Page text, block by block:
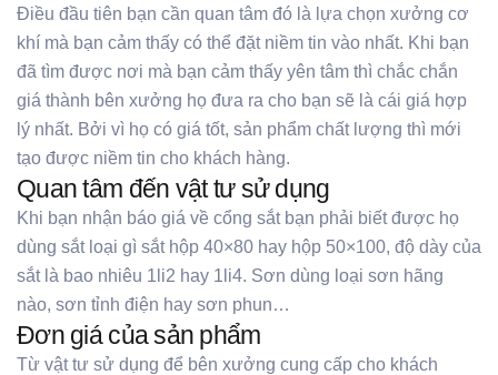
Điều đầu tiên bạn cần quan tâm đó là lựa chọn xưởng cơ
khí mà bạn cảm thấy có thể đặt niềm tin vào nhất. Khi bạn
đã tìm được nơi mà bạn cảm thấy yên tâm thì chắc chắn
giá thành bên xưởng họ đưa ra cho bạn sẽ là cái giá hợp
lý nhất. Bởi vì họ có giá tốt, sản phẩm chất lượng thì mới
tạo được niềm tin cho khách hàng.
Quan tâm đến vật tư sử dụng
Khi bạn nhận báo giá về cổng sắt bạn phải biết được họ
dùng sắt loại gì sắt hộp 40×80 hay hộp 50×100, độ dày của
sắt là bao nhiêu 1li2 hay 1li4. Sơn dùng loại sơn hãng
nào, sơn tỉnh điện hay sơn phun…
Đơn giá của sản phẩm
Từ vật tư sử dụng để bên xưởng cung cấp cho khách